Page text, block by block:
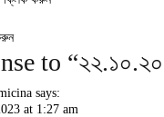
to
says:
at 1:27 am